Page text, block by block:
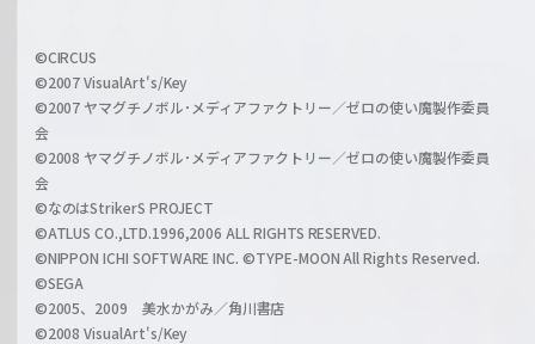
a
r
z
i
l
h
a
n
©CIRCUS
©2007 VisualArt's/Key
©2007 ヤマグチノボル･メディアファクトリー／ゼロの使い魔製作委員
会
©2008 ヤマグチノボル･メディアファクトリー／ゼロの使い魔製作委員
会
©なのはStrikerS PROJECT
©ATLUS CO.,LTD.1996,2006 ALL RIGHTS RESERVED.
©NIPPON ICHI SOFTWARE INC. ©TYPE-MOON All Rights Reserved.
©SEGA
©2005、2009 美水かがみ／角川書店
©2008 VisualArt's/Key